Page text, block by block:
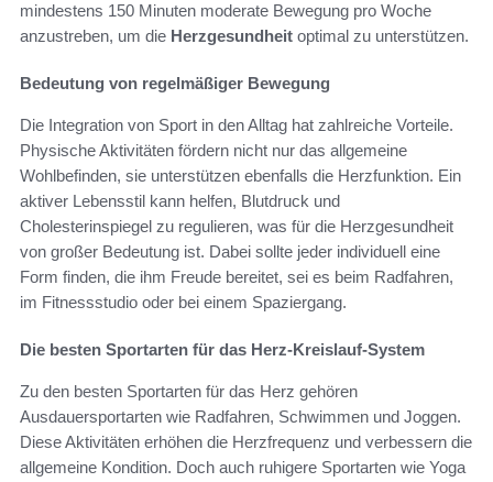
mindestens 150 Minuten moderate Bewegung pro Woche
anzustreben, um die Herzgesundheit optimal zu unterstützen.
Bedeutung von regelmäßiger Bewegung
Die Integration von Sport in den Alltag hat zahlreiche Vorteile.
Physische Aktivitäten fördern nicht nur das allgemeine
Wohlbefinden, sie unterstützen ebenfalls die Herzfunktion. Ein
aktiver Lebensstil kann helfen, Blutdruck und
Cholesterinspiegel zu regulieren, was für die Herzgesundheit
von großer Bedeutung ist. Dabei sollte jeder individuell eine
Form finden, die ihm Freude bereitet, sei es beim Radfahren,
im Fitnessstudio oder bei einem Spaziergang.
Die besten Sportarten für das Herz-Kreislauf-System
Zu den besten Sportarten für das Herz gehören
Ausdauersportarten wie Radfahren, Schwimmen und Joggen.
Diese Aktivitäten erhöhen die Herzfrequenz und verbessern die
allgemeine Kondition. Doch auch ruhigere Sportarten wie Yoga